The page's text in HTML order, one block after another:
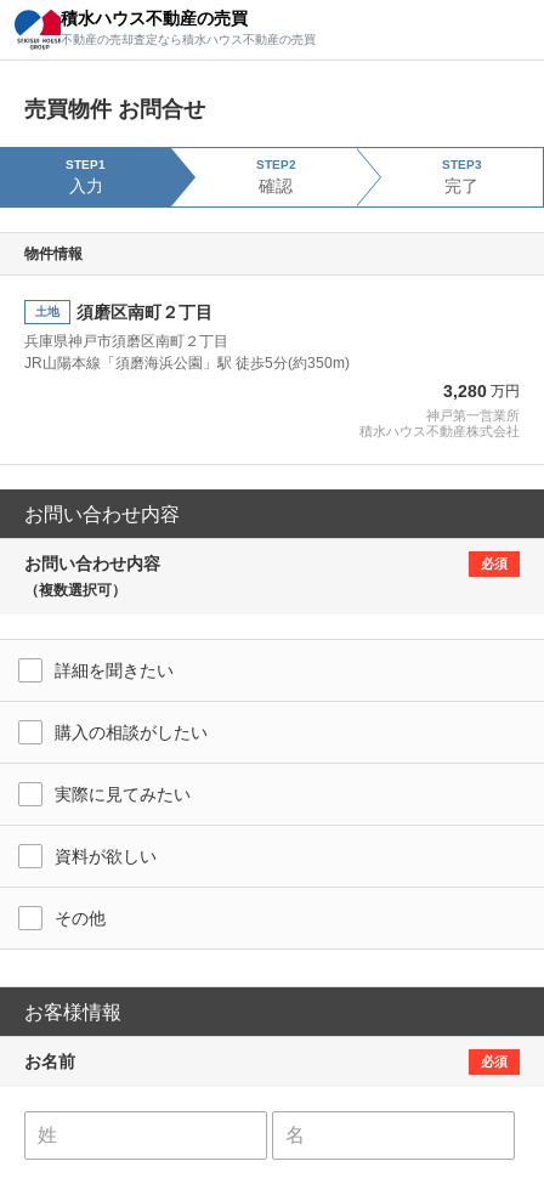
積水ハウス不動産の売買
不動産の売却査定なら積水ハウス不動産の売買
売買物件 お問合せ
STEP1
入力
STEP2
確認
STEP3
完了
物件情報
土地 須磨区南町２丁目
兵庫県神戸市須磨区南町２丁目
JR山陽本線「須磨海浜公園」駅 徒歩5分(約350m)
3,280 万円
神戸第一営業所
積水ハウス不動産株式会社
お問い合わせ内容
お問い合わせ内容
（複数選択可）
必須
詳細を聞きたい
購入の相談がしたい
実際に見てみたい
資料が欲しい
その他
お客様情報
お名前 必須
積水ハウス不動産の売買
不動産の売却査定なら積水ハウス不動産の売買